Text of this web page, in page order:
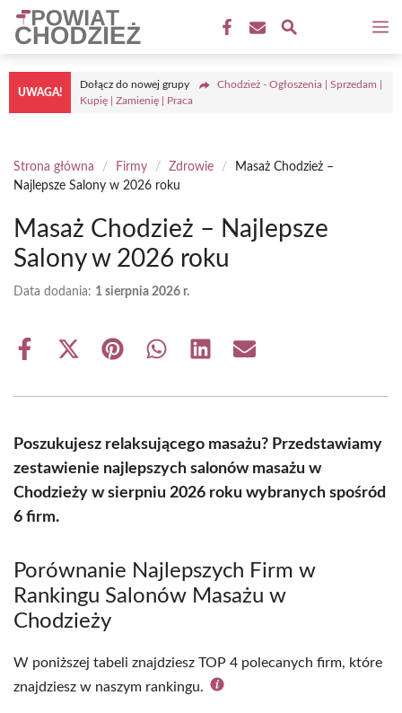
Przejdź
treści
UWAGA!
Dołącz do nowej grupy
Chodzież - Ogłoszenia | Sprzedam |
Kupię | Zamienię | Praca
Strona główna / Firmy / Zdrowie /
Masaż Chodzież –
Najlepsze Salony w 2026 roku
Masaż Chodzież – Najlepsze
Salony w 2026 roku
Data dodania: 1 sierpnia 2026 r.
Share
Share
(Twitter)
Share Share Share Share
Poszukujesz relaksującego masażu? Przedstawiamy
zestawienie najlepszych salonów masażu w
Chodzieży w sierpniu 2026 roku wybranych spośród
6 firm.
Porównanie Najlepszych Firm w
Rankingu Salonów Masażu w
Chodzieży
W poniższej tabeli znajdziesz TOP 4 polecanych firm, które
znajdziesz w naszym rankingu.